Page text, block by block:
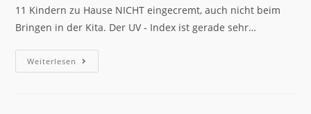
11 Kindern zu Hause NICHT eingecremt, auch nicht beim
Bringen in der Kita. Der UV - Index ist gerade sehr…
Weiterlesen